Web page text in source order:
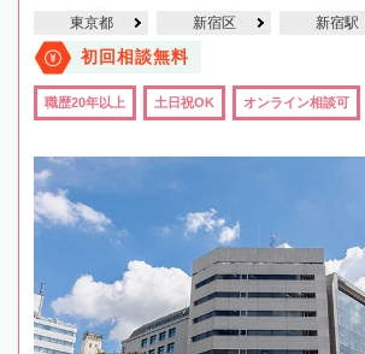
東京都 新宿区 新宿駅
初回相談無料
職歴20年以上 土日祝OK オンライン相談可